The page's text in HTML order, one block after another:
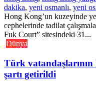
dakika, yeni osmanlı, yeni
Hong Kong’un kuzeyinde
cephelerinde tadilat
Fuk Court” sitesindeki 31...
Dünya
Türk
şartı getirildi